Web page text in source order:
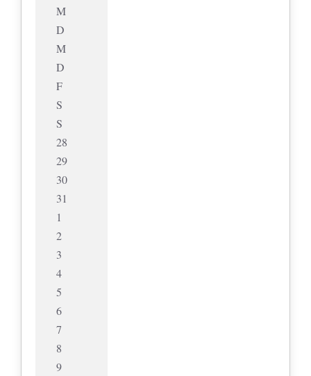
M
D
M
D
F
S
S
28
29
30
31
1
2
3
4
5
6
7
8
9